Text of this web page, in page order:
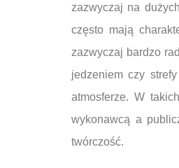
zazwyczaj na
często mają
zazwyczaj bardzo
jedzeniem czy
atmosferze. W
wykonawcą a
twórczość.